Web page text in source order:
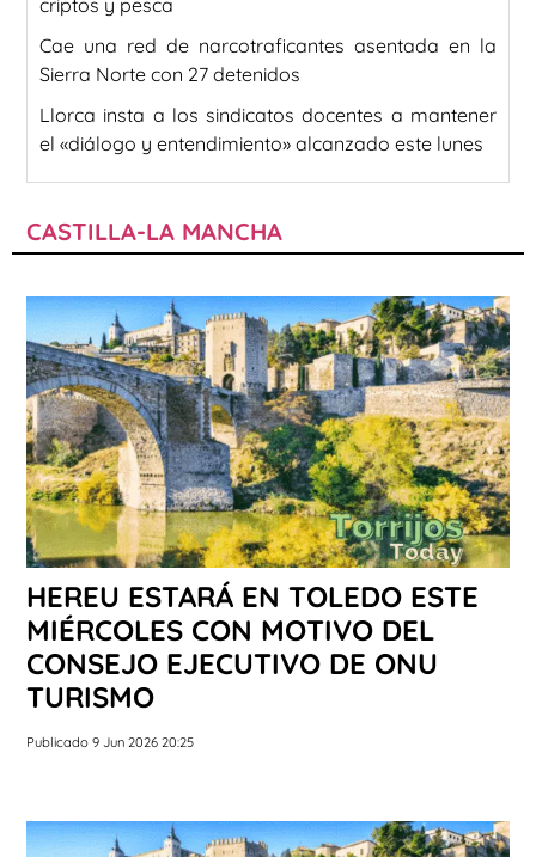
Cae una red de narcotraficantes asentada en la
Sierra Norte con 27 detenidos
Llorca insta a los sindicatos docentes a mantener
el «diálogo y entendimiento» alcanzado este lunes
CASTILLA-LA MANCHA
HEREU ESTARÁ EN TOLEDO ESTE
MIÉRCOLES CON MOTIVO DEL
CONSEJO EJECUTIVO DE ONU
TURISMO
Publicado 9 Jun 2026 20:25